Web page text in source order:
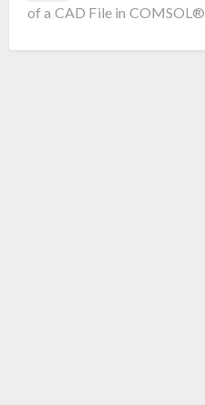
of a CAD File in COMSOL®